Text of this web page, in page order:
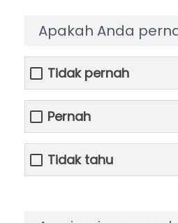
Apakah Anda
Tidak pernah
Pernah
Tidak tahu